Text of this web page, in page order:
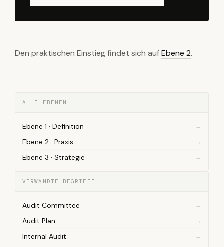
Den praktischen Einstieg findet sich aufEbene 2.
ALLE EBENEN
Ebene 1 · Definition
Ebene 2 · Praxis
Ebene 3 · Strategie
VERWANDTE BEGRIFFE
Audit Committee
Audit Plan
Internal Audit